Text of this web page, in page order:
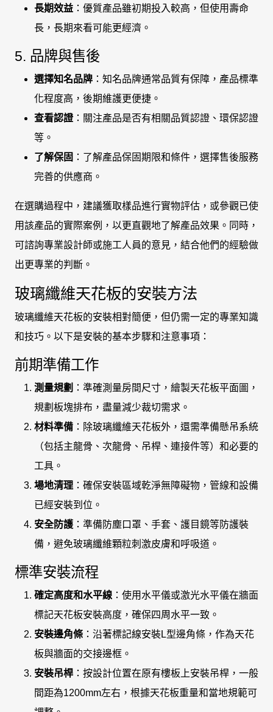
長期效益 ：優質產品雖初期投入較高，但使用壽命
長，長期來看可能更經濟。
5. 品牌與售後
選擇知名品牌 ：知名品牌通常品質有保障，產品標準
化程度高，後期維護更便捷。
查看認證：關注產品是否有相關品質認證、環保認證
等。
了解保固 ：了解產品保固期限和條件，選擇售後服務
完善的供應商。
在選購過程中，建議獲取樣品進行實物評估，或參觀已使
用該產品的實際案例，以更直觀地了解產品效果。同時，
可諮詢專業設計師或施工人員的意見，結合他們的經驗做
出更專業的判斷。
玻璃纖維天花板的安裝方法
玻璃纖維天花板的安裝相對簡便，但仍需一定的專業知識
和技巧。以下是安裝的基本步驟和注意事項：
前期準備工作
測量規劃 ：準確測量房間尺寸，繪製天花板平面圖，
規劃板塊排布，盡量減少裁切需求。
材料準備 ：除玻璃纖維天花板外，還需準備懸吊系統
（包括主龍骨、次龍骨、吊桿、連接件等）和必要的
工具。
場地清理 ：確保安裝區域乾淨無障礙物，管線和設備
已經安裝到位。
安全防護 ：準備防塵口罩、手套、護目鏡等防護裝
備，避免玻璃纖維顆粒刺激皮膚和呼吸道。
標準安裝流程
確定高度和水平線 ：使用水平儀或激光水平儀在牆面
標記天花板安裝高度，確保四周水平一致。
安裝邊角條 ：沿著標記線安裝L型邊角條，作為天花
板與牆面的交接邊框。
安裝吊桿 ：按設計位置在原有樓板上安裝吊桿，一般
間距為1200mm左右，根據天花板重量和當地規範可